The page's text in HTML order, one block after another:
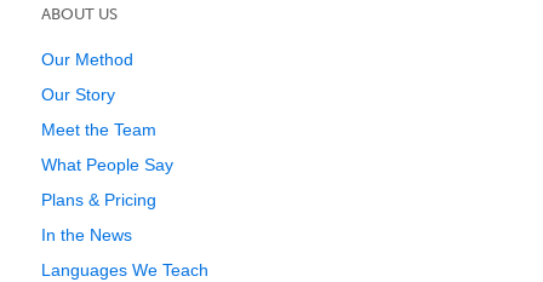
ABOUT US
Our Method
Our Story
Meet the Team
What People Say
Plans & Pricing
In the News
Languages We Teach